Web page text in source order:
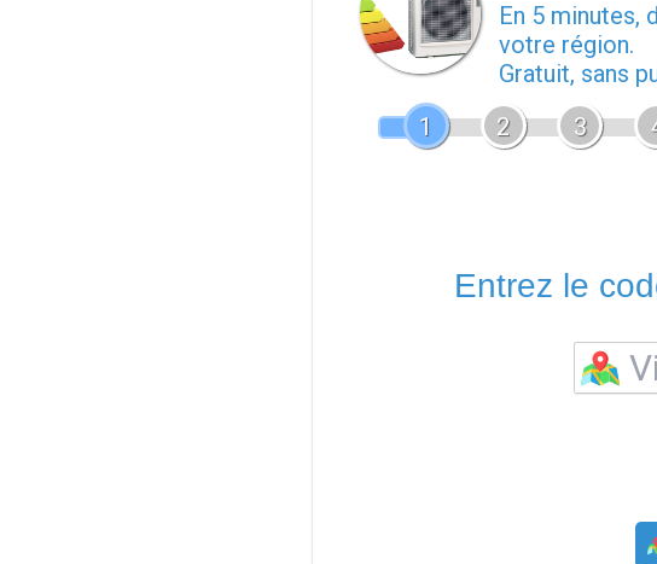
En 5 minutes,
votre région.
Gratuit, sans
1
2 3
Entrez le